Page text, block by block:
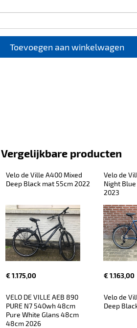
Toevoegen aan winkelwagen
Vergelijkbare producten
Velo de Ville A400 Mixed
Deep Black mat 55cm 2022
€ 1.175,00
Velo de
Night
2023
€ 1.163,00
VELO DE VILLE AEB 890
PURE N7 540wh 48cm
Pure White Glans 48cm
48cm 2026
Velo de
Deep